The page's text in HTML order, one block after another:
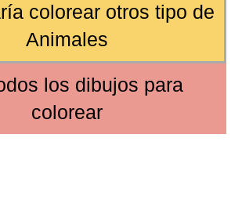
colorear otros tipo de
Animales
los dibujos para
colorear